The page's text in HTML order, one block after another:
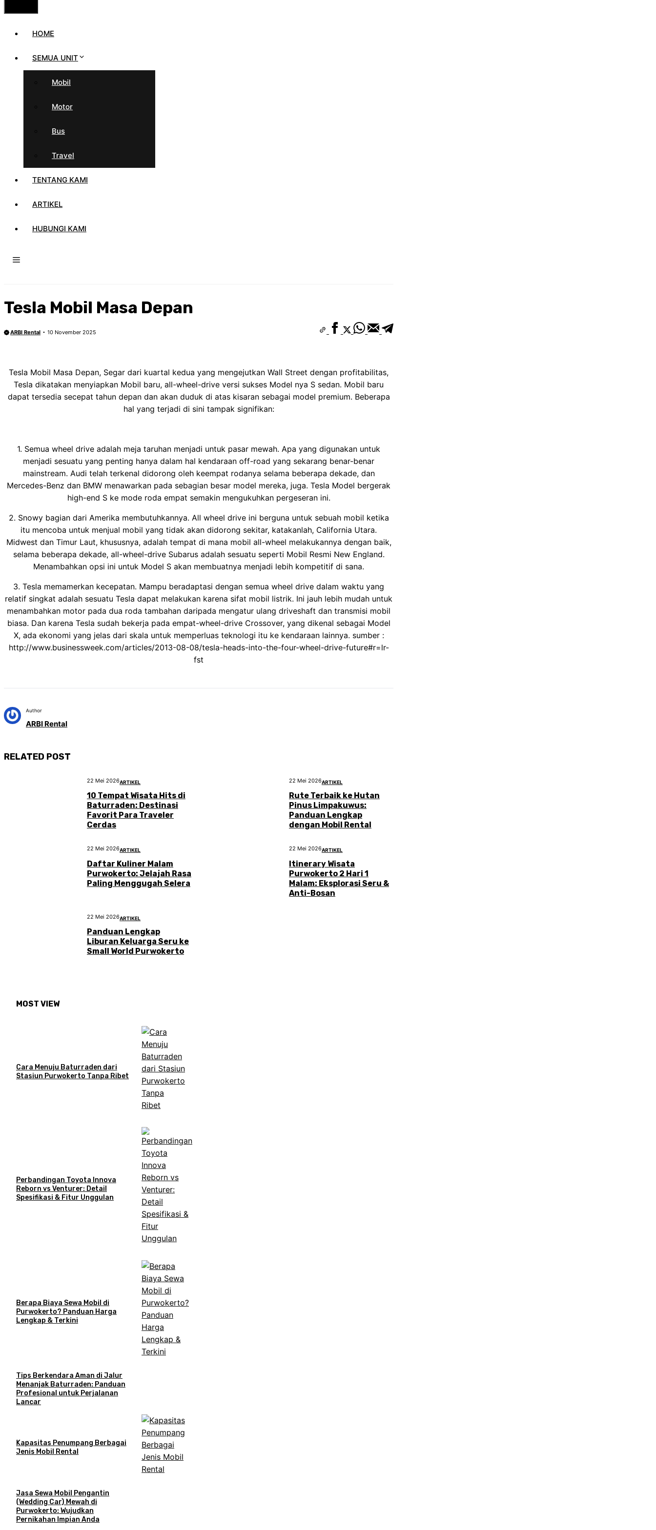
HOME
SEMUA UNIT
Mobil
Motor
Bus
Travel
TENTANG KAMI
ARTIKEL
HUBUNGI KAMI
Tesla Mobil Masa Depan
ARBI Rental 10 November 2025
Tesla Mobil Masa Depan, Segar dari kuartal kedua yang mengejutkan Wall Street dengan profitabilitas,
Tesla dikatakan menyiapkan Mobil baru, all-wheel-drive versi sukses Model nya S sedan. Mobil baru
dapat tersedia secepat tahun depan dan akan duduk di atas kisaran sebagai model premium. Beberapa
hal yang terjadi di sini tampak signifikan:
1. Semua wheel drive adalah meja taruhan menjadi untuk pasar mewah. Apa yang digunakan untuk
menjadi sesuatu yang penting hanya dalam hal kendaraan off-road yang sekarang benar-benar
mainstream. Audi telah terkenal didorong oleh keempat rodanya selama beberapa dekade, dan
Mercedes-Benz dan BMW menawarkan pada sebagian besar model mereka, juga. Tesla Model bergerak
high-end S ke mode roda empat semakin mengukuhkan pergeseran ini.
2. Snowy bagian dari Amerika membutuhkannya. All wheel drive ini berguna untuk sebuah mobil ketika
itu mencoba untuk menjual mobil yang tidak akan didorong sekitar, katakanlah, California Utara.
Midwest dan Timur Laut, khususnya, adalah tempat di mana mobil all-wheel melakukannya dengan baik,
selama beberapa dekade, all-wheel-drive Subarus adalah sesuatu seperti Mobil Resmi New England.
Menambahkan opsi ini untuk Model S akan membuatnya menjadi lebih kompetitif di sana.
3. Tesla memamerkan kecepatan. Mampu beradaptasi dengan semua wheel drive dalam waktu yang
relatif singkat adalah sesuatu Tesla dapat melakukan karena sifat mobil listrik. Ini jauh lebih mudah untuk
menambahkan motor pada dua roda tambahan daripada mengatur ulang driveshaft dan transmisi mobil
biasa. Dan karena Tesla sudah bekerja pada empat-wheel-drive Crossover, yang dikenal sebagai Model
X, ada ekonomi yang jelas dari skala untuk memperluas teknologi itu ke kendaraan lainnya. sumber :
http://www.businessweek.com/articles/2013-08-08/tesla-heads-into-the-four-wheel-drive-future#r=lr-
fst
Author
ARBI Rental
RELATED POST
22 Mei 2026ARTIKEL
10 Tempat Wisata Hits di
Baturraden: Destinasi
Favorit Para Traveler
Cerdas
22 Mei 2026ARTIKEL
Rute Terbaik ke Hutan
Pinus Limpakuwus:
Panduan Lengkap
dengan Mobil Rental
22 Mei 2026ARTIKEL
Daftar Kuliner Malam
Purwokerto: Jelajah Rasa
Paling Menggugah Selera
22 Mei 2026ARTIKEL
Itinerary Wisata
Purwokerto 2 Hari 1
Malam: Eksplorasi Seru &
Anti-Bosan
22 Mei 2026ARTIKEL
Panduan Lengkap
Liburan Keluarga Seru ke
Small World Purwokerto
MOST VIEW
Cara Menuju Baturraden dari
Stasiun Purwokerto Tanpa Ribet
Perbandingan Toyota Innova
Reborn vs Venturer: Detail
Spesifikasi & Fitur Unggulan
Berapa Biaya Sewa Mobil di
Purwokerto? Panduan Harga
Lengkap & Terkini
Tips Berkendara Aman di Jalur
Menanjak Baturraden: Panduan
Profesional untuk Perjalanan
Lancar
Kapasitas Penumpang Berbagai
Jenis Mobil Rental
Jasa Sewa Mobil Pengantin
(Wedding Car) Mewah di
Purwokerto: Wujudkan
Pernikahan Impian Anda